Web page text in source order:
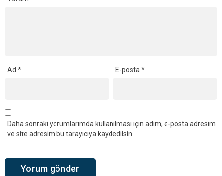
Ad * E-posta*
Daha sonraki yorumlarımda kullanılması için adım, e-posta adresim
ve site adresim bu tarayıcıya kaydedilsin.